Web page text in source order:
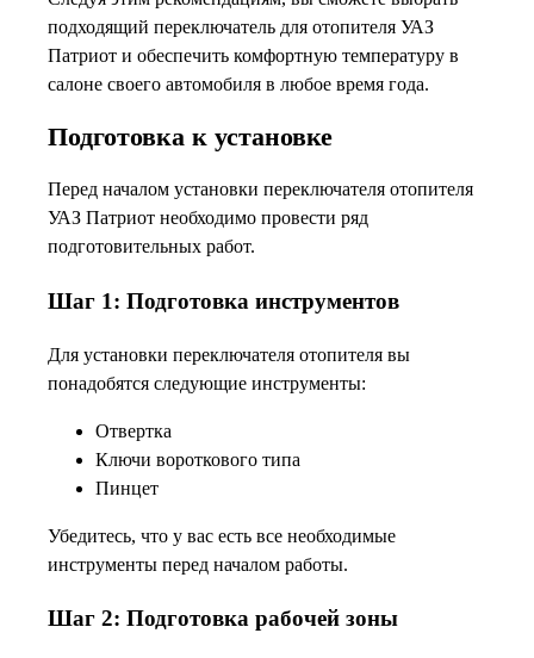
подходящий переключатель для отопителя УАЗ
Патриот и обеспечить комфортную температуру в
салоне своего автомобиля в любое время года.
Подготовка к установке
Перед началом установки переключателя отопителя
УАЗ Патриот необходимо провести ряд
подготовительных работ.
Шаг 1: Подготовка инструментов
Для установки переключателя отопителя вы
понадобятся следующие инструменты:
Отвертка
Ключи вороткового типа
Пинцет
Убедитесь, что у вас есть все необходимые
инструменты перед началом работы.
Шаг 2: Подготовка рабочей зоны